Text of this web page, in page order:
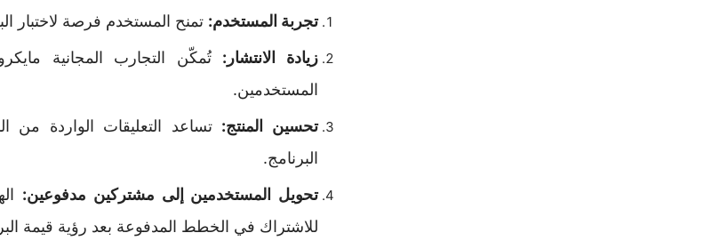
تجربة المستخدم: تمنح المستخدم فرصة لاختبار
زيادة الانتشار: تُمكّن التجارب المجانية
المستخدمين.
تحسين المنتج: تساعد التعليقات الواردة من
البرنامج.
تحويل المستخدمين إلى مشتركين مدفوعين:
للاشتراك في الخطط المدفوعة بعد رؤية قيمة